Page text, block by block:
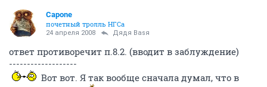
Capone
почетный тролль НГСа
24 апреля 2008 Дядя Ваsя
ответ противоречит п.8.2. (вводит в заблуждение)
-------------------
Вот вот. Я так вообще сначала думал, что в